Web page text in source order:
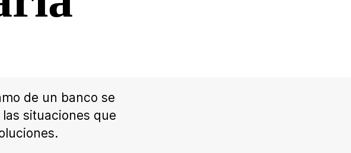
de un banco se
situaciones que